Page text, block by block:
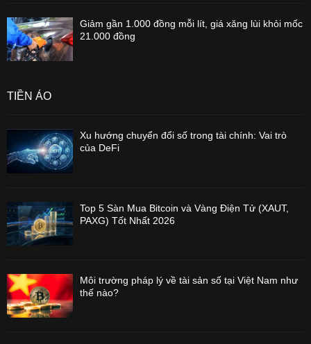
Giảm gần 1.000 đồng mỗi lít, giá xăng lùi khỏi mốc
21.000 đồng
TIỀN ẢO
Xu hướng chuyển đổi số trong tài chính: Vai trò
của DeFi
Top 5 Sàn Mua Bitcoin và Vàng Điện Tử (XAUT,
PAXG) Tốt Nhất 2026
Môi trường pháp lý về tài sản số tại Việt Nam như
thế nào?